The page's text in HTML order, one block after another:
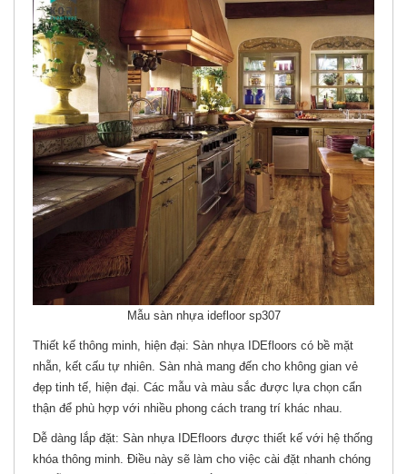
Mẫu sàn nhựa idefloor sp307
Thiết kế thông minh, hiện đại: Sàn nhựa IDEfloors có bề mặt
nhẵn, kết cấu tự nhiên. Sàn nhà mang đến cho không gian vẻ
đẹp tinh tế, hiện đại. Các mẫu và màu sắc được lựa chọn cẩn
thận để phù hợp với nhiều phong cách trang trí khác nhau.
Dễ dàng lắp đặt: Sàn nhựa IDEfloors được thiết kế với hệ thống
khóa thông minh. Điều này sẽ làm cho việc cài đặt nhanh chóng